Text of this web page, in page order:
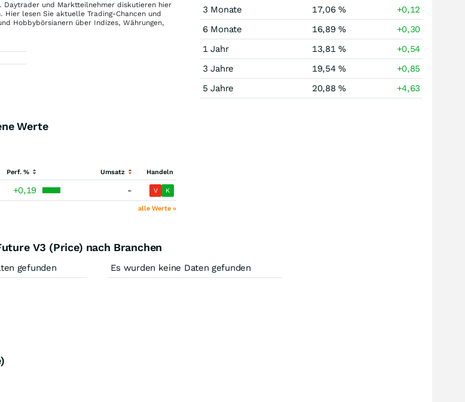
Daytrader und Marktteilnehmer diskutieren hier
Hier lesen Sie aktuelle Trading-Chancen und
Hobbybörsianern über Indizes, Währungen,
Werte
Perf. % Umsatz Handeln
+0,19 - V K
alle Werte »
3 Monate
17,06 %
+0,12
6 Monate
16,89 %
+0,30
1 Jahr
13,81 %
+0,54
3 Jahre
19,54 %
+0,85
5 Jahre
20,88 % +4,63
V3 (Price) nach Branchen
gefunden Es wurden keine Daten gefunden